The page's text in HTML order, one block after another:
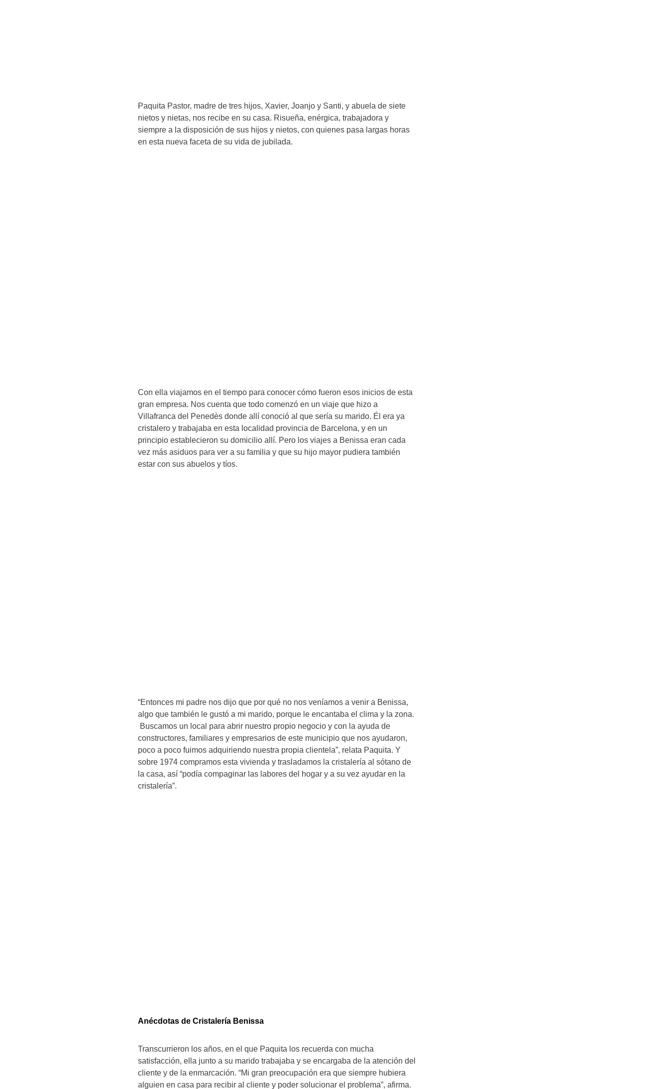
Paquita Pastor, madre de tres hijos, Xavier, Joanjo y Santi, y abuela de siete
nietos y nietas, nos recibe en su casa. Risueña, enérgica, trabajadora y
siempre a la disposición de sus hijos y nietos, con quienes pasa largas horas
en esta nueva faceta de su vida de jubilada.
Con ella viajamos en el tiempo para conocer cómo fueron esos inicios de esta
gran empresa. Nos cuenta que todo comenzó en un viaje que hizo a
Villafranca del Penedès donde allí conoció al que sería su marido. Él era ya
cristalero y trabajaba en esta localidad provincia de Barcelona, y en un
principio establecieron su domicilio allí. Pero los viajes a Benissa eran cada
vez más asiduos para ver a su familia y que su hijo mayor pudiera también
estar con sus abuelos y tíos.
“Entonces mi padre nos dijo que por qué no nos veníamos a venir a Benissa,
algo que también le gustó a mi marido, porque le encantaba el clima y la zona.
Buscamos un local para abrir nuestro propio negocio y con la ayuda de
constructores, familiares y empresarios de este municipio que nos ayudaron,
poco a poco fuimos adquiriendo nuestra propia clientela”, relata Paquita. Y
sobre 1974 compramos esta vivienda y trasladamos la cristalería al sótano de
la casa, así “podía compaginar las labores del hogar y a su vez ayudar en la
cristalería”.
Anécdotas de Cristalería Benissa
Transcurrieron los años, en el que Paquita los recuerda con mucha
satisfacción, ella junto a su marido trabajaba y se encargaba de la atención del
cliente y de la enmarcación. “Mi gran preocupación era que siempre hubiera
alguien en casa para recibir al cliente y poder solucionar el problema”, afirma.